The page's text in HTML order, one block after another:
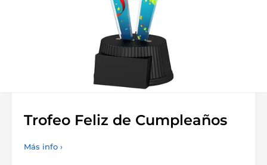
Trofeo Feliz de Cumpleaños
Más info ›